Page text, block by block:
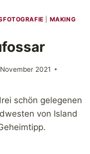
MAKING
2021
schön gelegenen
von Island